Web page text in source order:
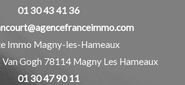
01 30 43 41 36
Immo Magny-les-Hameaux
Gogh 78114 Magny Les Hameaux
01 30 47 90 11